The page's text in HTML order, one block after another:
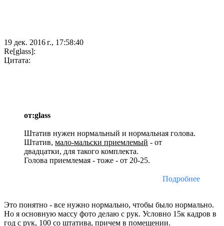
19 дек. 2016 г., 17:58:40
Re[glass]:
Цитата:
от:glass
Штатив нужен нормальный и нормальная голова.
Штатив, мало-мальски приемлемый - от
двадцатки, для такого комплекта.
Голова приемлемая - тоже - от 20-25.
Подробнее
Это понятно - все нужно нормально, чтобы было нормально.
Но я основную массу фото делаю с рук. Условно 15к кадров в
год с рук, 100 со штатива, причем в помещении.